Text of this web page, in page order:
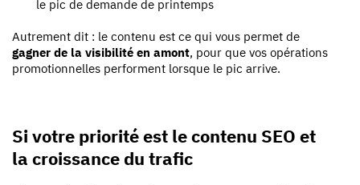
le pic de demande de printemps
Autrement dit : le contenu est ce qui vous permet de
gagner de la visibilité en amont, pour que vos opérations
promotionnelles performent lorsque le pic arrive.
Si votre priorité est le contenu SEO et
la croissance du trafic